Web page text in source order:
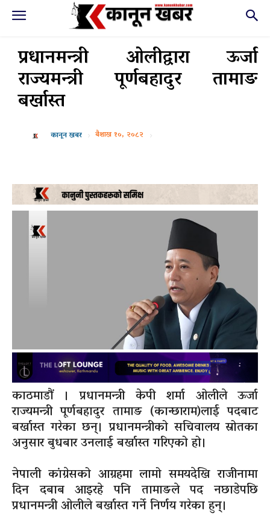
प्रधानमन्त्री ओलीद्वारा ऊर्जा
राज्यमन्त्री पूर्णबहादुर तामाङ
बर्खास्त
कानून खबर बैशाख १०, २०८२
काठमाडौं । प्रधानमन्त्री केपी शर्मा ओलीले ऊर्जा
राज्यमन्त्री पूर्णबहादुर तामाङ (कान्छाराम)लाई पदबाट
बर्खास्त गरेका छन्। प्रधानमन्त्रीको सचिवालय स्रोतका
अनुसार बुधबार उनलाई बर्खास्त गरिएको हो।
नेपाली कांग्रेसको आग्रहमा लामो समयदेखि राजीनामा
दिन दबाब आइरहे पनि तामाङले पद नछाडेपछि
प्रधानमन्त्री ओलीले बर्खास्त गर्ने निर्णय गरेका हुन्।